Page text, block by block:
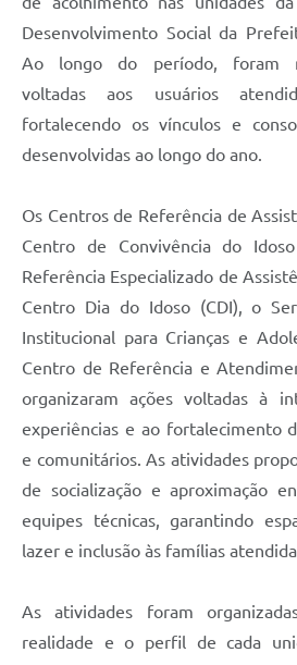
Desenvolvimento Social da
Ao longo do período, foram
voltadas aos usuários
fortalecendo os vínculos e
desenvolvidas ao longo do ano.
Os Centros de Referência de
Centro de Convivência do
Referência Especializado de
Centro Dia do Idoso (CDI), o
Institucional para Crianças e
Centro de Referência e
organizaram ações voltadas à
experiências e ao fortalecimento
e comunitários. As atividades
de socialização e aproximação
equipes técnicas, garantindo
lazer e inclusão às famílias
As atividades foram
realidade e o perfil de cada